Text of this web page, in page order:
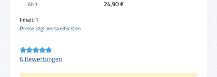
Ab1 24,90 €
Inhalt:1
Preise zzgl. Versandkosten
Durchschnittliche Bewertung von 5 von 5 Sternen
6 Bewertungen